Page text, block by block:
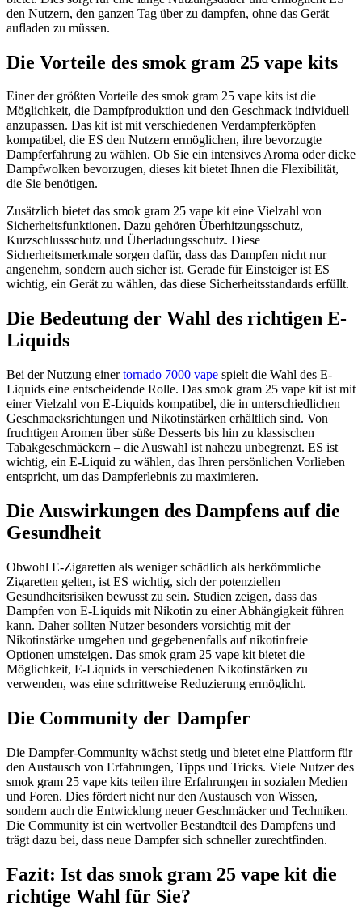
den Nutzern, den ganzen Tag über zu dampfen, ohne das Gerät
aufladen zu müssen.
Die Vorteile des smok gram 25 vape kits
Einer der größten Vorteile des smok gram 25 vape kits ist die
Möglichkeit, die Dampfproduktion und den Geschmack individuell
anzupassen. Das kit ist mit verschiedenen Verdampferköpfen
kompatibel, die ES den Nutzern ermöglichen, ihre bevorzugte
Dampferfahrung zu wählen. Ob Sie ein intensives Aroma oder dicke
Dampfwolken bevorzugen, dieses kit bietet Ihnen die Flexibilität,
die Sie benötigen.
Zusätzlich bietet das smok gram 25 vape kit eine Vielzahl von
Sicherheitsfunktionen. Dazu gehören Überhitzungsschutz,
Kurzschlussschutz und Überladungsschutz. Diese
Sicherheitsmerkmale sorgen dafür, dass das Dampfen nicht nur
angenehm, sondern auch sicher ist. Gerade für Einsteiger ist ES
wichtig, ein Gerät zu wählen, das diese Sicherheitsstandards erfüllt.
Die Bedeutung der Wahl des richtigen E-
Liquids
Bei der Nutzung einertornado 7000 vape spielt die Wahl des E-
Liquids eine entscheidende Rolle. Das smok gram 25 vape kit ist mit
einer Vielzahl von E-Liquids kompatibel, die in unterschiedlichen
Geschmacksrichtungen und Nikotinstärken erhältlich sind. Von
fruchtigen Aromen über süße Desserts bis hin zu klassischen
Tabakgeschmäckern – die Auswahl ist nahezu unbegrenzt. ES ist
wichtig, ein E-Liquid zu wählen, das Ihren persönlichen Vorlieben
entspricht, um das Dampferlebnis zu maximieren.
Die Auswirkungen des Dampfens auf die
Gesundheit
Obwohl E-Zigaretten als weniger schädlich als herkömmliche
Zigaretten gelten, ist ES wichtig, sich der potenziellen
Gesundheitsrisiken bewusst zu sein. Studien zeigen, dass das
Dampfen von E-Liquids mit Nikotin zu einer Abhängigkeit führen
kann. Daher sollten Nutzer besonders vorsichtig mit der
Nikotinstärke umgehen und gegebenenfalls auf nikotinfreie
Optionen umsteigen. Das smok gram 25 vape kit bietet die
Möglichkeit, E-Liquids in verschiedenen Nikotinstärken zu
verwenden, was eine schrittweise Reduzierung ermöglicht.
Die Community der Dampfer
Die Dampfer-Community wächst stetig und bietet eine Plattform für
den Austausch von Erfahrungen, Tipps und Tricks. Viele Nutzer des
smok gram 25 vape kits teilen ihre Erfahrungen in sozialen Medien
und Foren. Dies fördert nicht nur den Austausch von Wissen,
sondern auch die Entwicklung neuer Geschmäcker und Techniken.
Die Community ist ein wertvoller Bestandteil des Dampfens und
trägt dazu bei, dass neue Dampfer sich schneller zurechtfinden.
Fazit: Ist das smok gram 25 vape kit die
richtige Wahl für Sie?